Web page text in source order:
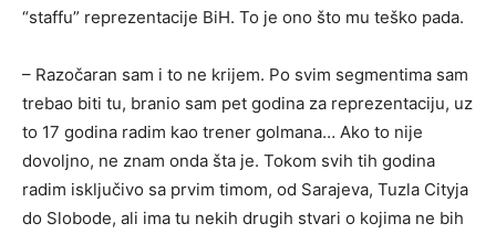
“staffu” reprezentacije BiH. To je ono što mu teško pada.
– Razočaran sam i to ne krijem. Po svim segmentima sam
trebao biti tu, branio sam pet godina za reprezentaciju, uz
to 17 godina radim kao trener golmana… Ako to nije
dovoljno, ne znam onda šta je. Tokom svih tih godina
radim isključivo sa prvim timom, od Sarajeva, Tuzla Cityja
do Slobode, ali ima tu nekih drugih stvari o kojima ne bih